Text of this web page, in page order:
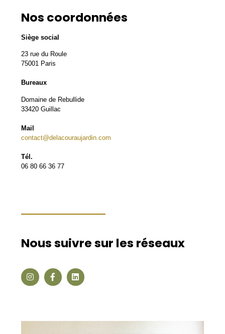
Nos coordonnées
Siège social
23 rue du Roule
75001 Paris
Bureaux
Domaine de Rebullide
33420 Guillac
Mail
contact@delacouraujardin.com
Tél.
06 80 66 36 77
Nous suivre sur les réseaux